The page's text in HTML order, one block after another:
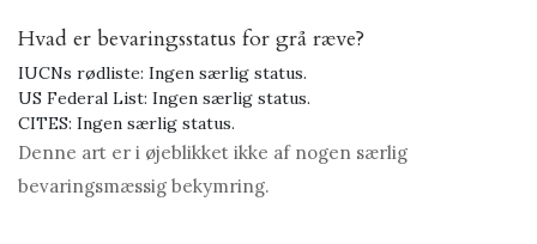
Hvad er bevaringsstatus for grå ræve?
IUCNs rødliste: Ingen særlig status.
US Federal List: Ingen særlig status.
CITES: Ingen særlig status.
Denne art er i øjeblikket ikke af nogen særlig
bevaringsmæssig bekymring.